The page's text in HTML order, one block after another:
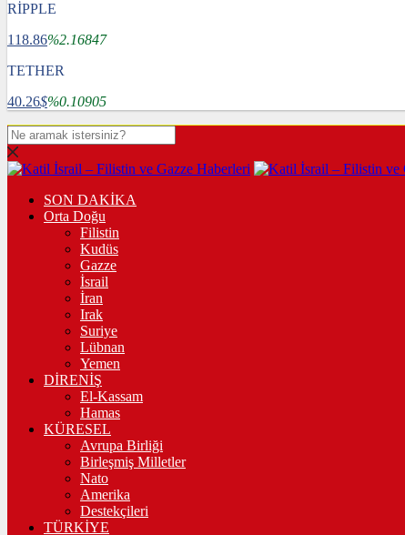
RİPPLE
118.86%2.16847
TETHER
40.26$%0.10905
SON DAKİKA
Orta Doğu
Filistin
Kudüs
Gazze
İsrail
İran
Irak
Suriye
Lübnan
Yemen
DİRENİŞ
El-Kassam
Hamas
KÜRESEL
Avrupa Birliği
Birleşmiş Milletler
Nato
Amerika
Destekçileri
TÜRKİYE